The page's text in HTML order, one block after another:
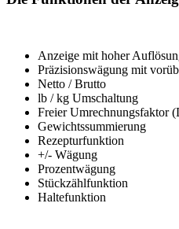
Anzeige mit hoher
Präzisionswägung mit
Netto / Brutto
lb / kg Umschaltung
Freier Umrechnungsfaktor
Gewichtssummierung
Rezepturfunktion
+/- Wägung
Prozentwägung
Stückzählfunktion
Haltefunktion